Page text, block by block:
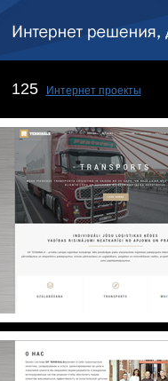
125 Интернет проекты